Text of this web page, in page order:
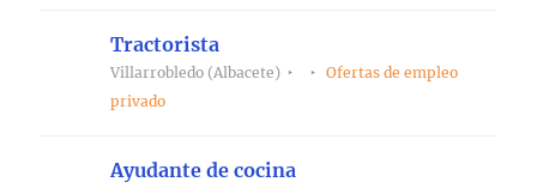
Tractorista
Villarrobledo (Albacete)
Ofertas de empleo
privado
Ayudante de cocina